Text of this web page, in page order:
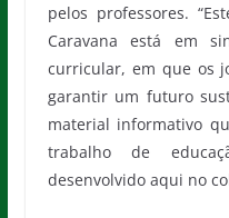
pelos professores.
Caravana está em
curricular, em que os
garantir um futuro
material informativo
trabalho de
desenvolvido aqui no